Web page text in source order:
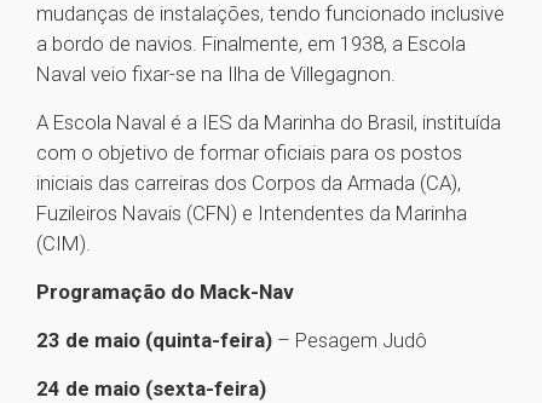
mudanças de instalações, tendo funcionado inclusive
a bordo de navios. Finalmente, em 1938, a Escola
Naval veio fixar-se na Ilha de Villegagnon.
A Escola Naval é a IES da Marinha do Brasil, instituída
com o objetivo de formar oficiais para os postos
iniciais das carreiras dos Corpos da Armada (CA),
Fuzileiros Navais (CFN) e Intendentes da Marinha
(CIM).
Programação do Mack-Nav
23 de maio (quinta-feira) – Pesagem Judô
24 de maio (sexta-feira)